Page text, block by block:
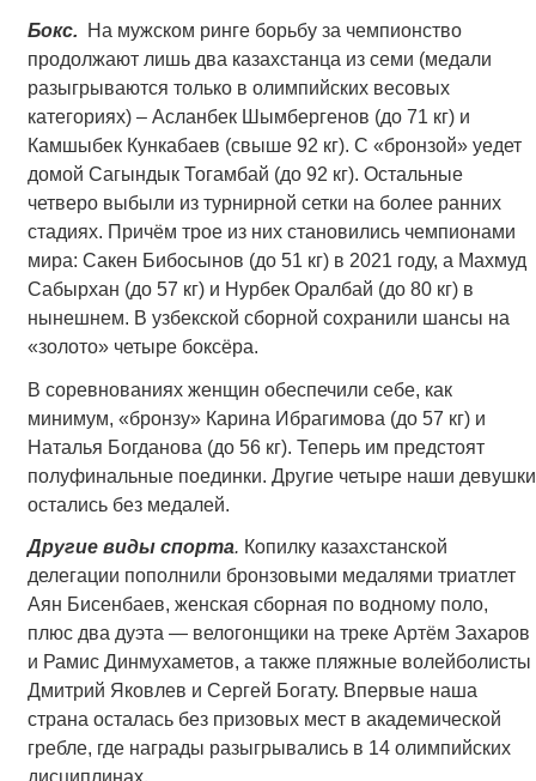
Бокс. На мужском ринге борьбу за чемпионство
продолжают лишь два казахстанца из семи (медали
разыгрываются только в олимпийских весовых
категориях) – Асланбек Шымбергенов (до 71 кг) и
Камшыбек Кункабаев (свыше 92 кг). С «бронзой» уедет
домой Сагындык Тогамбай (до 92 кг). Остальные
четверо выбыли из турнирной сетки на более ранних
стадиях. Причём трое из них становились чемпионами
мира: Сакен Бибосынов (до 51 кг) в 2021 году, а Махмуд
Сабырхан (до 57 кг) и Нурбек Оралбай (до 80 кг) в
нынешнем. В узбекской сборной сохранили шансы на
«золото» четыре боксёра.
В соревнованиях женщин обеспечили себе, как
минимум, «бронзу» Карина Ибрагимова (до 57 кг) и
Наталья Богданова (до 56 кг). Теперь им предстоят
полуфинальные поединки. Другие четыре наши девушки
остались без медалей.
Другие виды спорта. Копилку казахстанской
делегации пополнили бронзовыми медалями триатлет
Аян Бисенбаев, женская сборная по водному поло,
плюс два дуэта — велогонщики на треке Артём Захаров
и Рамис Динмухаметов, а также пляжные волейболисты
Дмитрий Яковлев и Сергей Богату. Впервые наша
страна осталась без призовых мест в академической
гребле, где награды разыгрывались в 14 олимпийских
дисциплинах.